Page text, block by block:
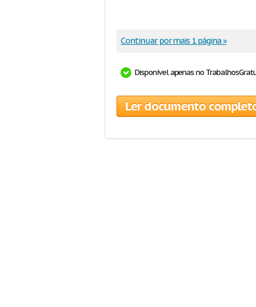
Continuar por mais 1 página »
Disponível apenas no
Ler documento